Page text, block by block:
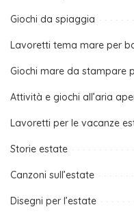
Giochi da spiaggia
Lavoretti tema mare per
Giochi mare da stampare
Attività e giochi all’aria
Lavoretti per le vacanze
Storie estate
Canzoni sull’estate
Disegni per l’estate